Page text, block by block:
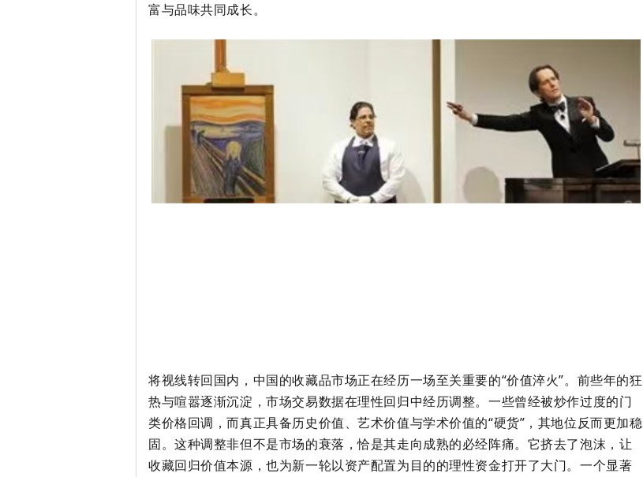
富与品味共同成长。
将视线转回国内，中国的收藏品市场正在经历一场至关重要的“价值淬火”。前些年的狂
热与喧嚣逐渐沉淀，市场交易数据在理性回归中经历调整。一些曾经被炒作过度的门
类价格回调，而真正具备历史价值、艺术价值与学术价值的“硬货”，其地位反而更加稳
固。这种调整非但不是市场的衰落，恰是其走向成熟的必经阵痛。它挤去了泡沫，让
收藏回归价值本源，也为新一轮以资产配置为目的的理性资金打开了大门。一个显著